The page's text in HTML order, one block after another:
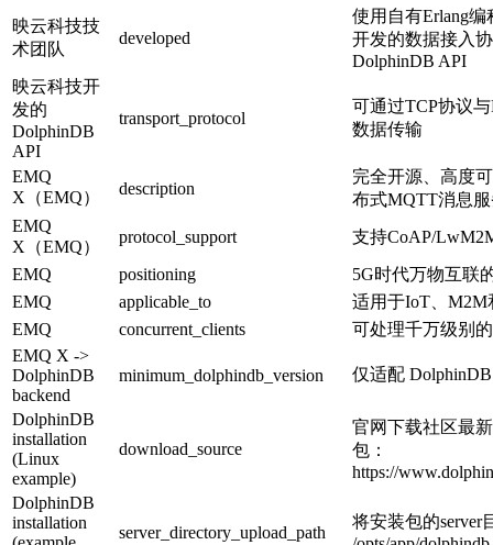
映云科技技
术团队
developed
使用自有Erlang
开发的数据接入
DolphinDB API
映云科技开
发的
DolphinDB
API
transport_protocol
可通过TCP协议
数据传输
EMQ
X（EMQ）
description
完全开源、高度
布式MQTT消息
EMQ
X（EMQ）
protocol_support
支持CoAP/
EMQ
positioning
5G时代万物互联
EMQ
applicable_to
适用于IoT、
EMQ
concurrent_clients
可处理千万级别
EMQ X ->
DolphinDB
backend
minimum_dolphindb_version 仅适配
DolphinDB
installation
(Linux
example)
download_source
官网下载社区最
包：
https://
DolphinDB
installation
server_directory_upload_path
将安装包的server